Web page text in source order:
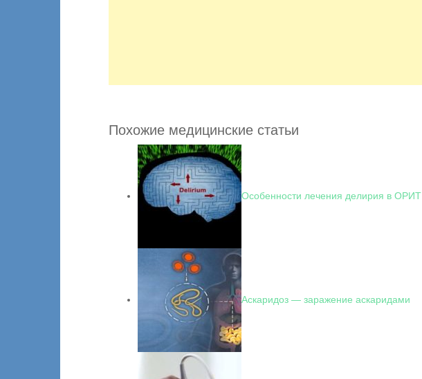
Похожие медицинские статьи
Особенности лечения делирия в ОРИТ
Аскаридоз — заражение аскаридами